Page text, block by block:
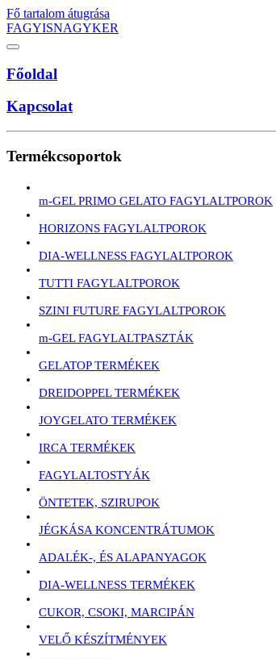
Fő tartalom átugrása
FAGYISNAGYKER
Főoldal
Kapcsolat
Termékcsoportok
m-GEL PRIMO GELATO FAGYLALTPOROK
HORIZONS FAGYLALTPOROK
DIA-WELLNESS FAGYLALTPOROK
TUTTI FAGYLALTPOROK
SZINI FUTURE FAGYLALTPOROK
m-GEL FAGYLALTPASZTÁK
GELATOP TERMÉKEK
DREIDOPPEL TERMÉKEK
JOYGELATO TERMÉKEK
IRCA TERMÉKEK
FAGYLALTOSTYÁK
ÖNTETEK, SZIRUPOK
JÉGKÁSA KONCENTRÁTUMOK
ADALÉK-, ÉS ALAPANYAGOK
DIA-WELLNESS TERMÉKEK
CUKOR, CSOKI, MARCIPÁN
VELŐ KÉSZÍTMÉNYEK